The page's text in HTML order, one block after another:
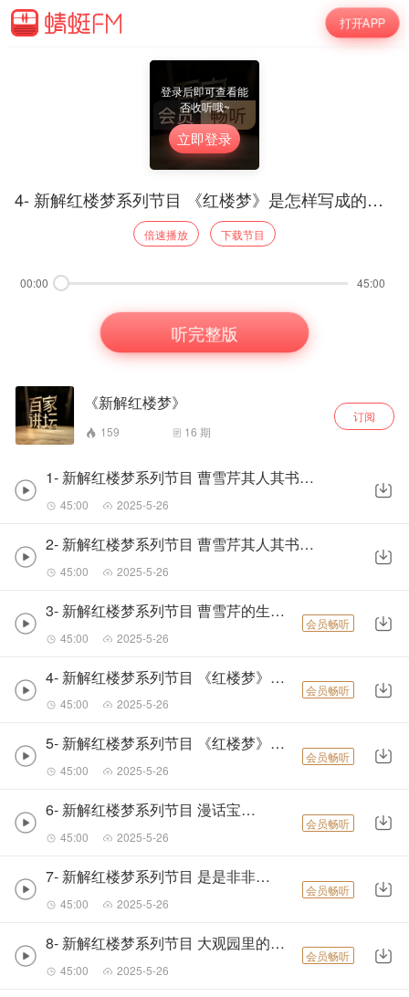
打开APP
登录后即可查看能
否收听哦~
立即登录
4- 新解红楼梦系列节目 《红楼梦》是怎样写成的（上）-
倍速播放 下载节目
00:00 45:00
听完整版
《新解红楼梦》
159 16 期
订阅
1- 新解红楼梦系列节目 曹雪芹其人其书（上）-
45:00 2025-5-26
2- 新解红楼梦系列节目 曹雪芹其人其书（下）-
45:00 2025-5-26
3- 新解红楼梦系列节目 曹雪芹的生平与家世-
45:00 2025-5-26
会员畅听
4- 新解红楼梦系列节目 《红楼梦》是怎样写成的（上）-
45:00 2025-5-26
会员畅听
5- 新解红楼梦系列节目 《红楼梦》是怎样写成的（下）-
45:00 2025-5-26
会员畅听
6- 新解红楼梦系列节目 漫话宝黛钗-
45:00 2025-5-26
会员畅听
7- 新解红楼梦系列节目 是是非非王熙凤-
45:00 2025-5-26
会员畅听
8- 新解红楼梦系列节目 大观园里的丫鬟们-
45:00 2025-5-26
会员畅听